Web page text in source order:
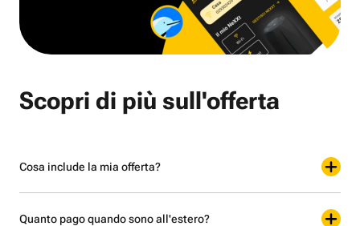
Scopri di più sull'offerta
Cosa include la mia offerta?
Quanto pago quando sono all'estero?